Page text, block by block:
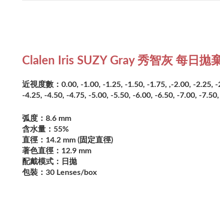
Clalen Iris SUZY Gray 秀智灰 每日拋
近視度數：0.00, -1.00, -1.25, -1.50, -1.75, ,-2.00, -2.25,
-4.25, -4.50, -4.75, -5.00, -5.50, -6.00, -6.50, -7.00, -
弧度：8.6 mm
含水量：55%
直徑：14.2 mm (固定直徑)
著色直徑：12.9 mm
配戴模式：日拋
包裝：30 Lenses/box